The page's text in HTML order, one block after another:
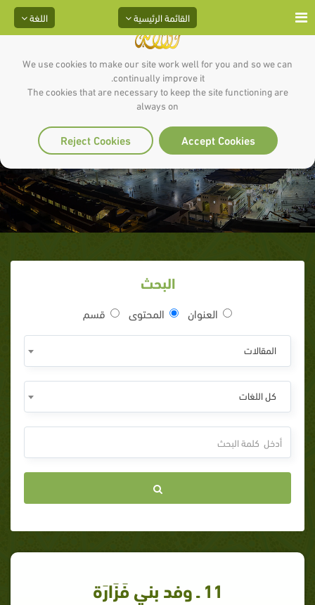
We use cookies to make our site work well for you and so we can
continually improve it.
The cookies that are necessary to keep the site functioning are
always on
Accept Cookies
Reject Cookies
اللغة القائمة الرئيسية
11 ـ وفد بني فَزَارَة‏
البحث
العنوان المحتوى قسم
المقالات
كل اللغات
11 ـ وفد بني فَزَارَة‏